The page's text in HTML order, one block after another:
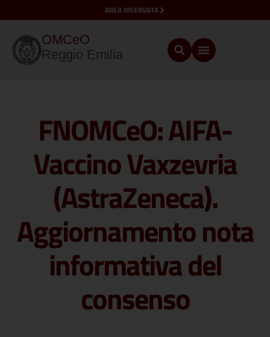
AREA RISERVATA
OMCeO
Reggio Emilia
FNOMCeO: AIFA-
Vaccino Vaxzevria
(AstraZeneca).
Aggiornamento nota
informativa del
consenso